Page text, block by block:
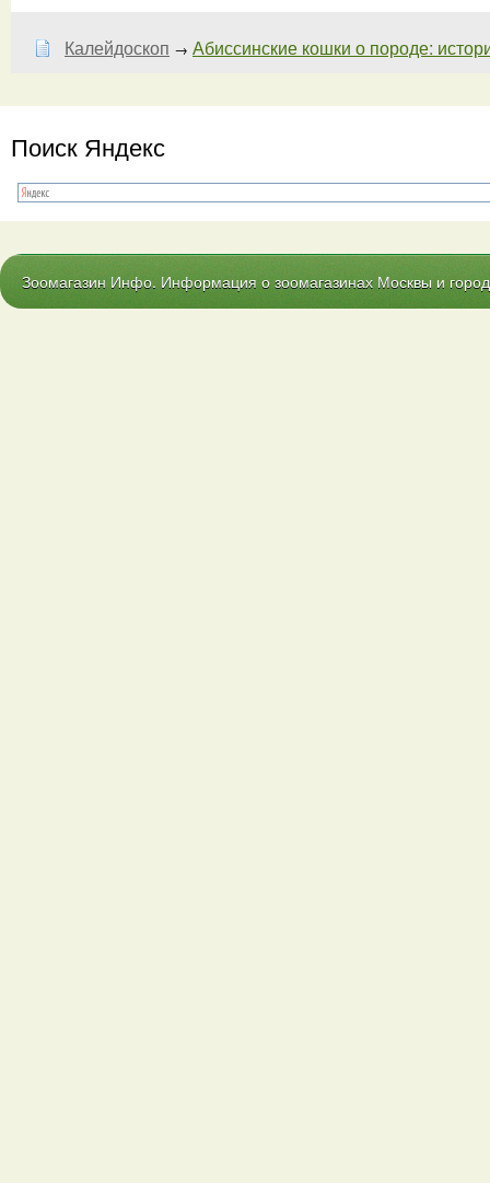
Калейдоскоп → Абиссинские кошки о породе:
Поиск Яндекс
Зоомагазин Инфо. Информация о зоомагазинах Москвы и